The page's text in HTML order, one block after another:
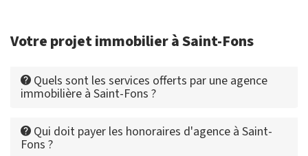
Votre projet immobilier à Saint-Fons
Quels sont les services offerts par une agence
immobilière à Saint-Fons ?
Qui doit payer les honoraires d'agence à Saint-
Fons ?